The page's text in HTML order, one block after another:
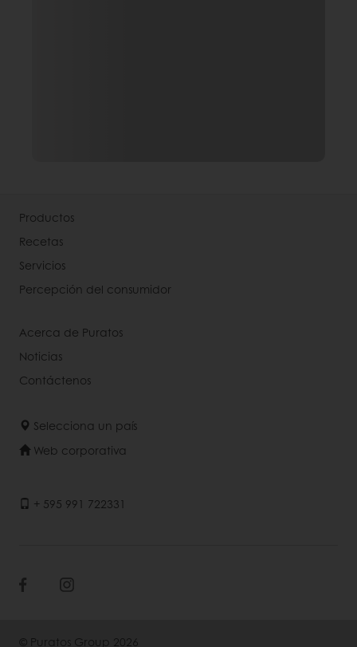
Productos
Recetas
Servicios
Percepción del consumidor
Acerca de Puratos
Noticias
Contáctenos
Selecciona un país
Web corporativa
+ 595 991 722331
© Puratos Group 2026